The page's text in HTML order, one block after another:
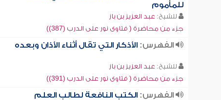
للمأموم
للشيخ: عبد العزيز بن باز
جزء من محاضرة ( فتاوى نور على الدرب (387))
الفهرس:الأذكار التي تقال أثناء الأذان وبعده
للشيخ: عبد العزيز بن باز
جزء من محاضرة ( فتاوى نور على الدرب (391))
الفهرس:الكتب النافعة لطالب العلم